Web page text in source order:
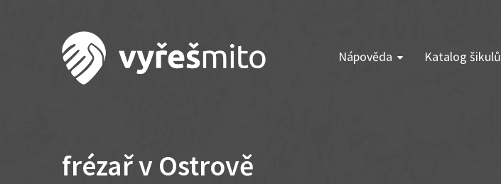
Nápověda Katalog šikulů
frézař v Ostrově